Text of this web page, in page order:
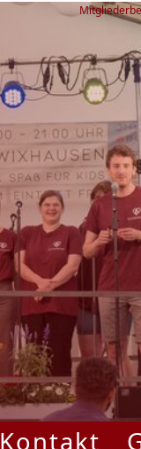
Letzte
Veranstaltung
für alle
09:00 Uhr
Kontakt